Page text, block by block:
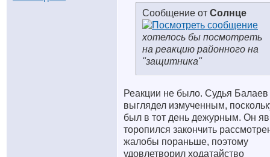
Сообщение от Солнце
хотелось бы посмотреть
на реакцию районного на
"защитника"
Реакции не было. Судья Балаев
выглядел измученным,
был в тот день дежурным. Он
торопился закончить
жалобы пораньше, поэтому
удовлетворил ходатайство